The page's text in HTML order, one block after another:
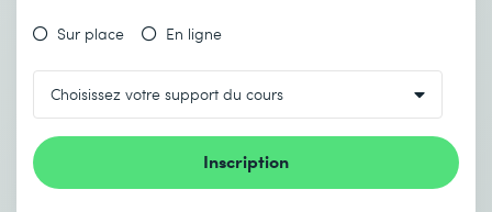
Sur place En ligne
Inscription